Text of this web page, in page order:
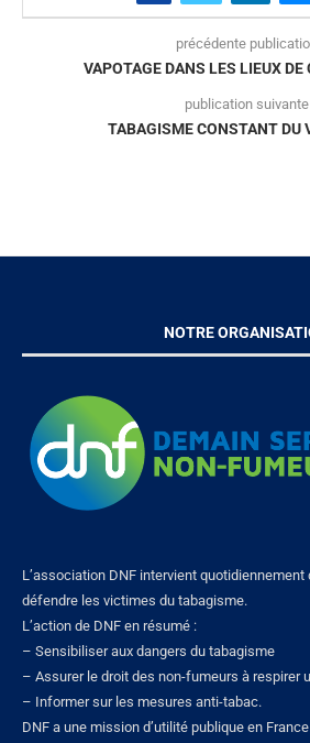
précédente
VAPOTAGE DANS LES LIEUX
publication suivante
TABAGISME CONSTANT DU
NOTRE
L’association DNF intervient quotidiennement
défendre les victimes du tabagisme.
L’action de DNF en résumé :
– Sensibiliser aux dangers du tabagisme
– Assurer le droit des non-fumeurs à respirer
– Informer sur les mesures anti-tabac.
DNF a une mission d’utilité publique en